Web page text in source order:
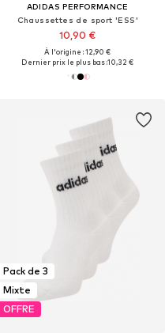
ADIDAS PERFORMANCE
Chaussettes de sport 'ESS'
10,90 €
À l'origine : 12,90 €
Dernier prix le plus bas :10,32 €
Pack de 3
Mixte
OFFRE